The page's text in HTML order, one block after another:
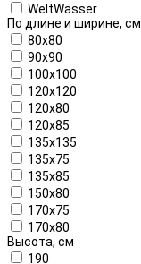
WeltWasser
По длине и ширине, см
80x80
90x90
100x100
120x120
120x80
120x85
135x135
135x75
135x85
150x80
170x75
170x80
Высота, см
190